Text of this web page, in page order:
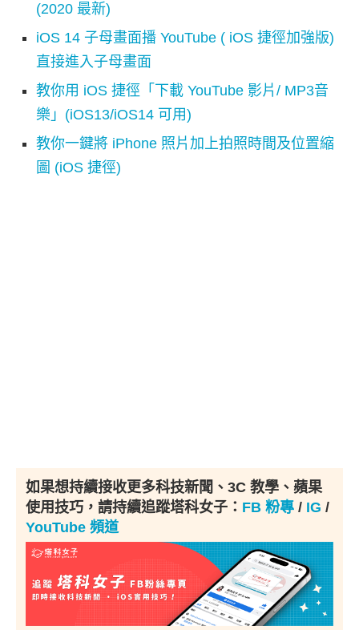
(2020 最新)
iOS 14 子母畫面播 YouTube ( iOS 捷徑加強版)
直接進入子母畫面
教你用 iOS 捷徑「下載 YouTube 影片/ MP3音
樂」(iOS13/iOS14 可用)
教你一鍵將 iPhone 照片加上拍照時間及位置縮
圖 (iOS 捷徑)
如果想持續接收更多科技新聞、3C 教學、蘋果
使用技巧，請持續追蹤塔科女子： FB 粉專 / IG /
YouTube 頻道